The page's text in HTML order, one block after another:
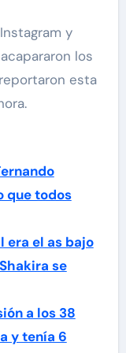
y
los
esta
que todos
era el as bajo
se
a los 38
y tenía 6